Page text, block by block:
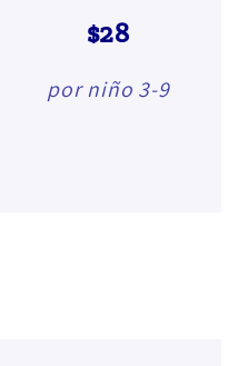
$28
por niño 3-9